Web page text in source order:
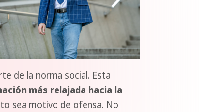
de la norma social. Esta
más relajada hacia la
sea motivo de ofensa. No